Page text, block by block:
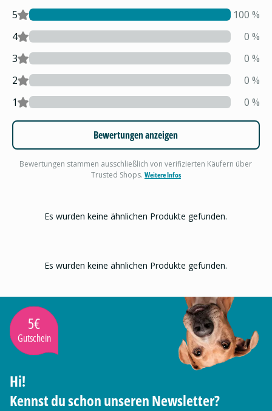
5
100 %
4
0 %
3
0 %
2
0 %
1
0 %
Bewertungen anzeigen
Bewertungen stammen ausschließlich von verifizierten Käufern über
Trusted Shops. Weitere Infos
Es wurden keine ähnlichen Produkte gefunden.
Es wurden keine ähnlichen Produkte gefunden.
5€
Gutschein
Hi!
Kennst du schon unseren Newsletter?